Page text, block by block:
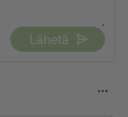
Lähetä